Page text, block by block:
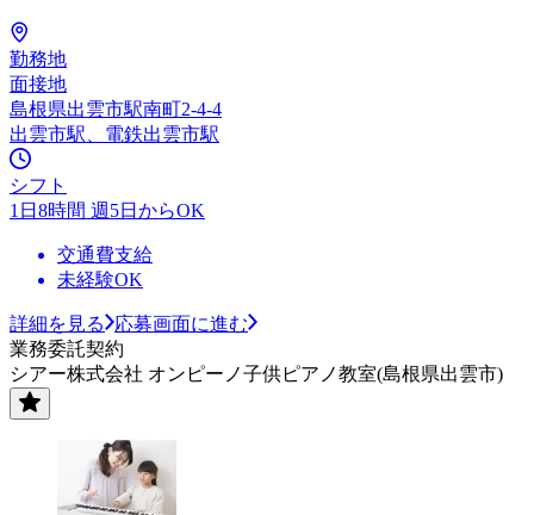
勤務地
面接地
島根県出雲市駅南町2-4-4
出雲市駅、電鉄出雲市駅
シフト
1日8時間 週5日からOK
交通費支給
未経験OK
詳細を見る
応募画面に進む
業務委託契約
シアー株式会社 オンピーノ子供ピアノ教室(島根県出雲市)